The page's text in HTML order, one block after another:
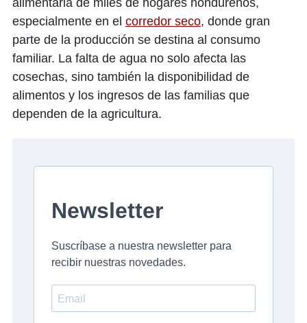
alimentaria de miles de hogares hondureños,
especialmente en el corredor seco, donde gran
parte de la producción se destina al consumo
familiar. La falta de agua no solo afecta las
cosechas, sino también la disponibilidad de
alimentos y los ingresos de las familias que
dependen de la agricultura.